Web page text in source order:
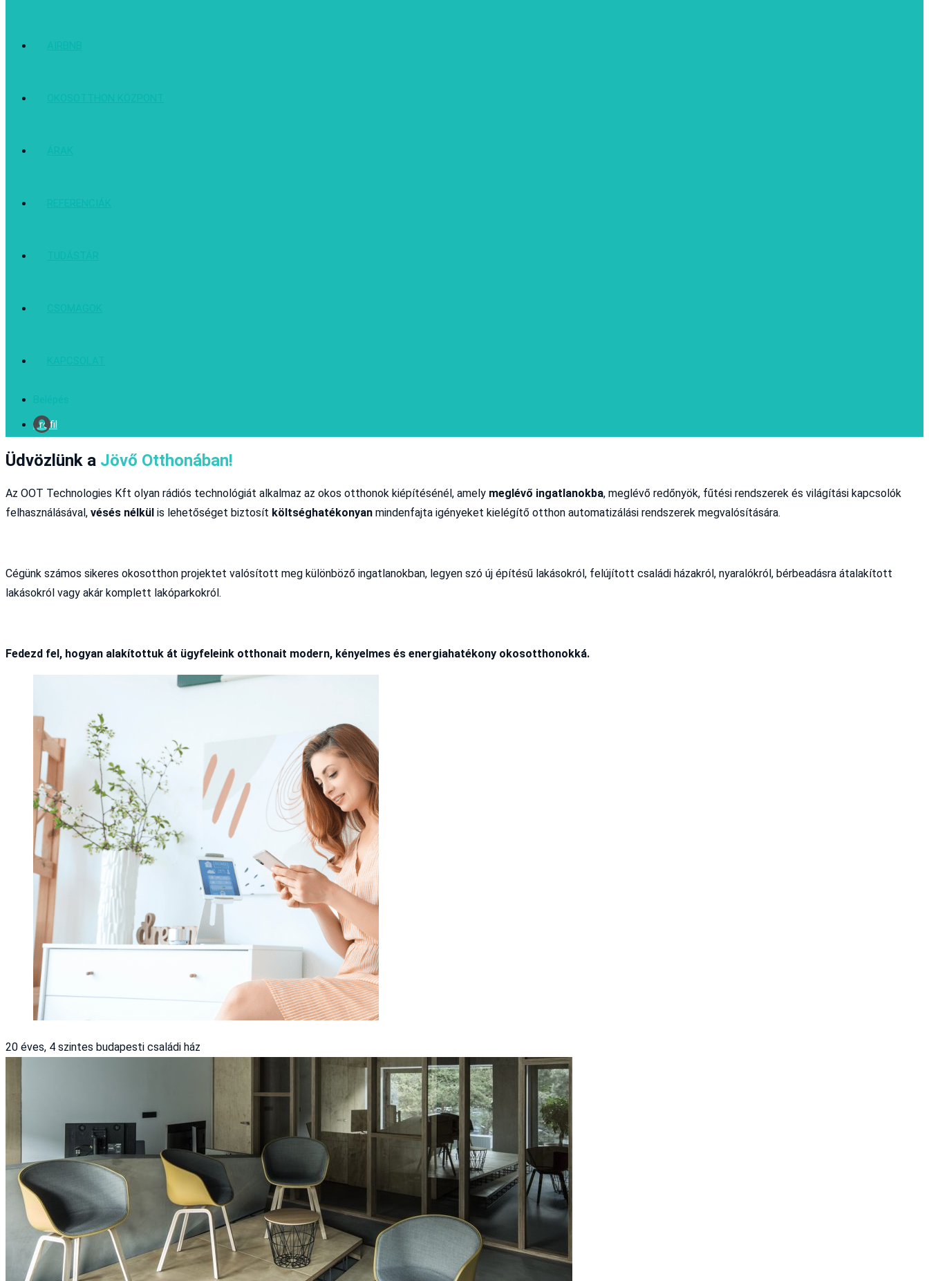
AIRBNB
OKOSOTTHON KÖZPONT
ÁRAK
REFERENCIÁK
TUDÁSTÁR
CSOMAGOK
KAPCSOLAT
Belépés
Profil
Üdvözlünk a Jövő Otthonában!
Az OOT Technologies Kft olyan rádiós technológiát alkalmaz az okos otthonok kiépítésénél, amely meglévő ingatlanokba, meglévő redőnyök, fűtési rendszerek és világítási kapcsolók
felhasználásával, vésés nélkül is lehetőséget biztosít költséghatékonyan mindenfajta igényeket kielégítő otthon automatizálási rendszerek megvalósítására.
Cégünk számos sikeres okosotthon projektet valósított meg különböző ingatlanokban, legyen szó új építésű lakásokról, felújított családi házakról, nyaralókról, bérbeadásra átalakított
lakásokról vagy akár komplett lakóparkokról.
Fedezd fel, hogyan alakítottuk át ügyfeleink otthonait modern, kényelmes és energiahatékony okosotthonokká.
20 éves, 4 szintes budapesti családi ház